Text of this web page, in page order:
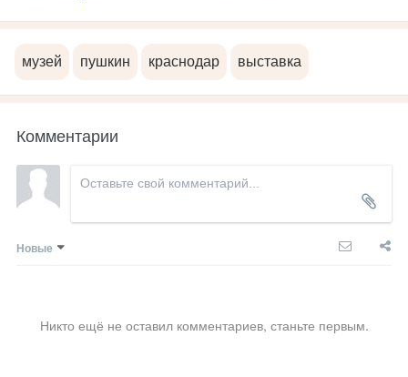
музей пушкин краснодар выставка
Комментарии
Новые
Никто ещё не оставил комментариев, станьте первым.